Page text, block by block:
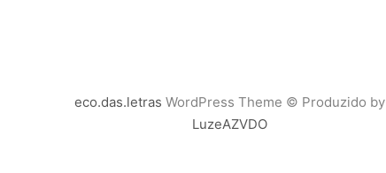
eco.das.letras WordPress Theme © Produzido by
LuzeAZVDO